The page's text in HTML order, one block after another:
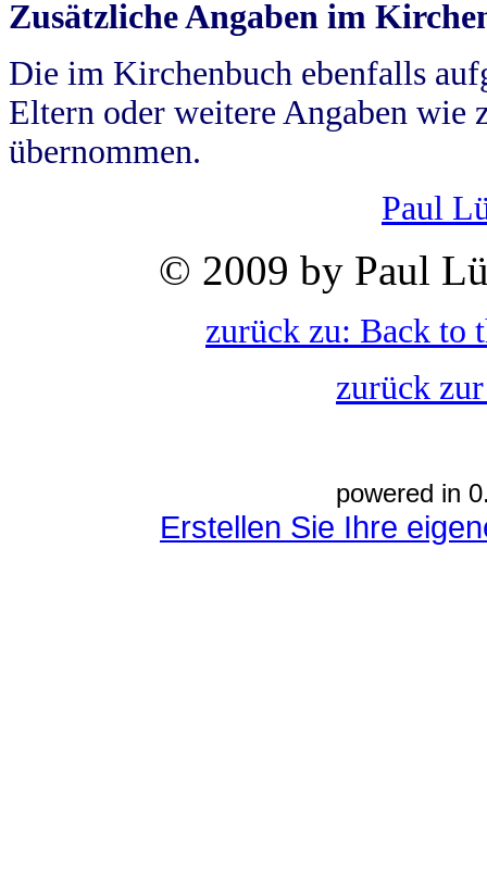
Zusätzliche Angaben im
Die im Kirchenbuch ebenfalls
Eltern oder weitere Angaben wie
übernommen.
Paul
© 2009 by Paul
zurück zu: Back to
zurück
powered in
Erstellen Sie Ihre